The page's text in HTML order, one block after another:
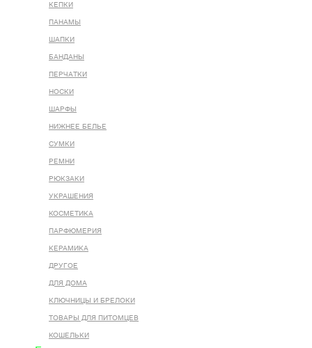
КЕПКИ
ПАНАМЫ
ШАПКИ
БАНДАНЫ
ПЕРЧАТКИ
НОСКИ
ШАРФЫ
НИЖНЕЕ БЕЛЬЕ
СУМКИ
РЕМНИ
РЮКЗАКИ
УКРАШЕНИЯ
КОСМЕТИКА
ПАРФЮМЕРИЯ
КЕРАМИКА
ДРУГОЕ
ДЛЯ ДОМА
КЛЮЧНИЦЫ И БРЕЛОКИ
ТОВАРЫ ДЛЯ ПИТОМЦЕВ
КОШЕЛЬКИ